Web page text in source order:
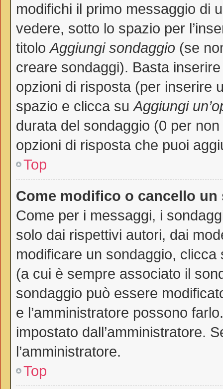
modifichi il primo messaggio di
vedere, sotto lo spazio per
titoloAggiungi sondaggio (se
creare sondaggi). Basta
opzioni di risposta (per inserire
spazio e clicca suAggiungi
durata del sondaggio (0 per
opzioni di risposta che puoi
Top
Come modifico o cancello
Come per i messaggi, i
solo dai rispettivi autori, dai
modificare un sondaggio,
(a cui è sempre associato il
sondaggio può essere
e l’amministratore possono
impostato dall’amministratore.
l’amministratore.
Top